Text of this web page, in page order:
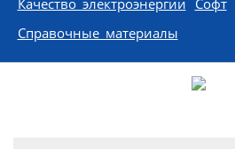
Качество электроэнергии Софт
Справочные материалы